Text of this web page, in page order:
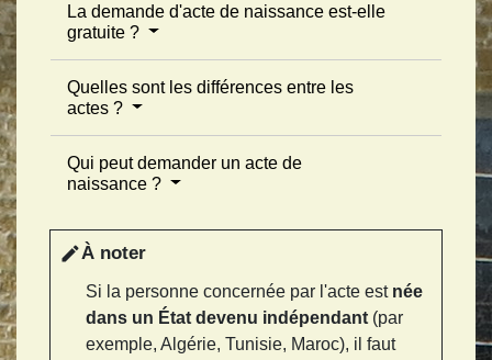
La demande d'acte de naissance est-elle
gratuite ?
Quelles sont les différences entre les
actes ?
Qui peut demander un acte de
naissance ?
editÀ noter
Si la personne concernée par l'acte est née
dans un État devenu indépendant (par
exemple, Algérie, Tunisie, Maroc), il faut